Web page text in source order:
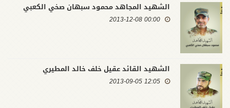
الشهيد المجاهد محمود سبهان صخي الكعبي
00:00 2013-12-08
الشهيد القائد عقيل خلف خالد المطيري
12:05 2013-09-05